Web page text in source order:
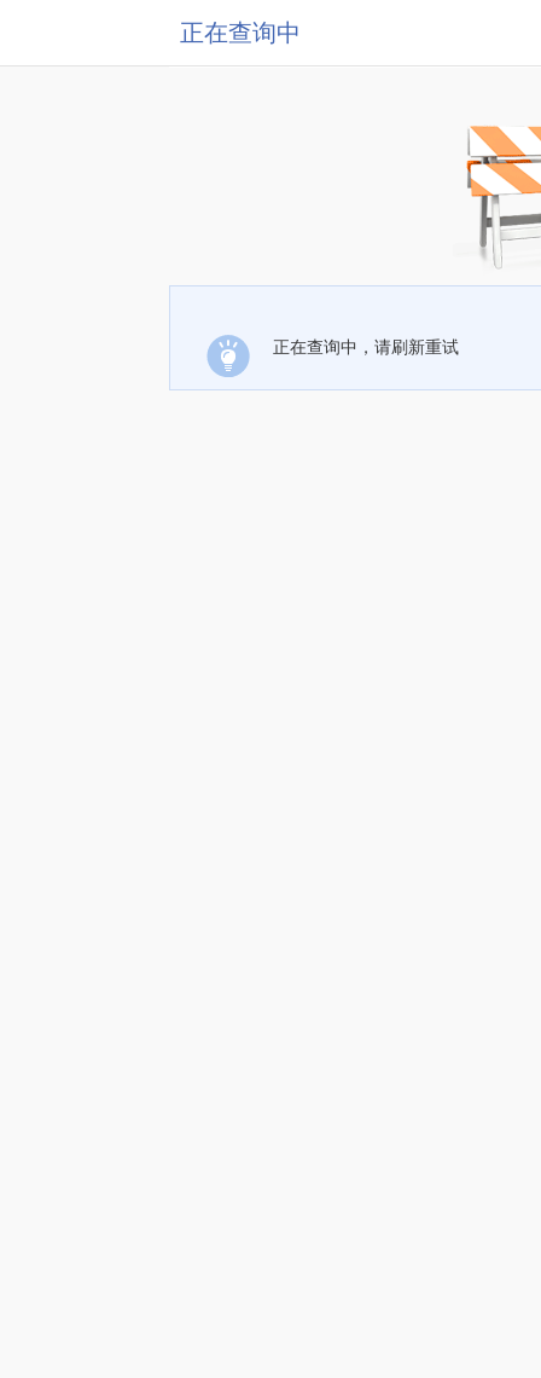
正在查询中
正在查询中，请刷新重试